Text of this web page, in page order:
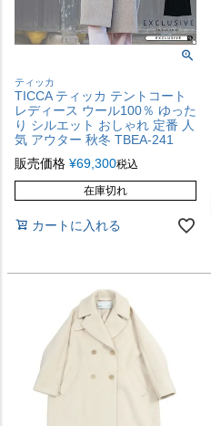
ティッカ
TICCA ティッカ テントコート
レディース ウール100％ ゆった
り シルエット おしゃれ 定番 人
気 アウター 秋冬 TBEA-241
販売価格 ¥69,300税込
在庫切れ
カートに入れる